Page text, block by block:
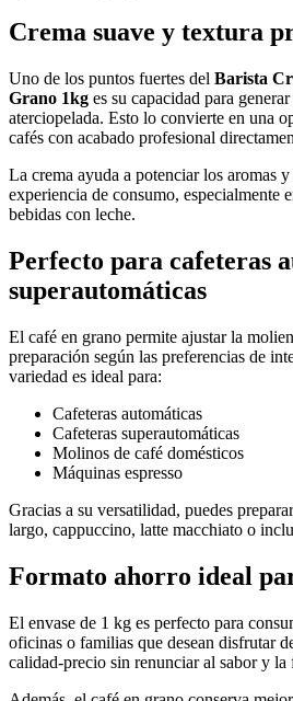
Crema suave y textura
Uno de los puntos fuertes del Barista
Grano 1kg es su capacidad para
aterciopelada. Esto lo convierte en una
cafés con acabado profesional
La crema ayuda a potenciar los aromas
experiencia de consumo, especialmente
bebidas con leche.
Perfecto para cafeteras
superautomáticas
El café en grano permite ajustar la
preparación según las preferencias de
variedad es ideal para:
Cafeteras automáticas
Cafeteras superautomáticas
Molinos de café domésticos
Máquinas espresso
Gracias a su versatilidad, puedes
largo, cappuccino, latte macchiato o
Formato ahorro ideal
El envase de 1 kg es perfecto para
oficinas o familias que desean disfrutar
calidad-precio sin renunciar al sabor y la